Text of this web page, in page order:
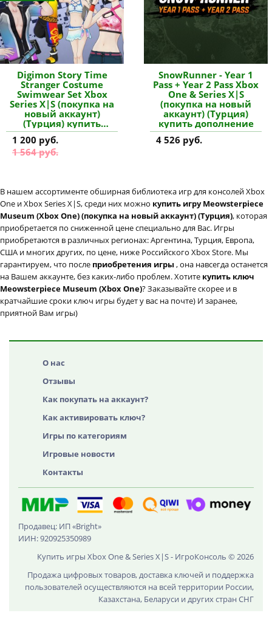
Digimon Story Time
Stranger Costume
Swimwear Set Xbox
Series X|S (покупка на
новый аккаунт)
(Турция) купить
дополнение
1 200 руб.
1 564 руб.
SnowRunner - Year 1
Pass + Year 2 Pass Xbox
One & Series X|S
(покупка на новый
аккаунт) (Турция)
купить дополнение
4 526 руб.
В нашем ассортименте обширная библиотека игр для консолей Xbox
One и Xbox Series X|S, среди них можно купить игру Meowsterpiece
Museum (Xbox One) (покупка на новый аккаунт) (Турция), которая
приобретается по сниженной цене специально для Вас. Игры
приобретаются в различных регионах: Аргентина, Турция, Европа,
США и многих других, по цене, ниже Российского Xbox Store. Мы
гарантируем, что после приобретения игры , она навсегда останется
на Вашем аккаунте, без каких-либо проблем. Хотите купить ключ
Meowsterpiece Museum (Xbox One)? Заказывайте скорее и в
кратчайшие сроки ключ игры будет у вас на почте) И заранее,
приятной Вам игры)
О нас
Отзывы
Как покупать на аккаунт?
Как активировать ключ?
Игры по категориям
Игровые новости
Контакты
Продавец: ИП «Bright»
ИИН: 920925350989
Купить игры Xbox One & Series X|S - ИгроКонсоль © 2026
Продажа цифровых товаров, доставка ключей и поддержка
пользователей осуществляются на всей территории России,
Казахстана, Беларуси и других стран СНГ